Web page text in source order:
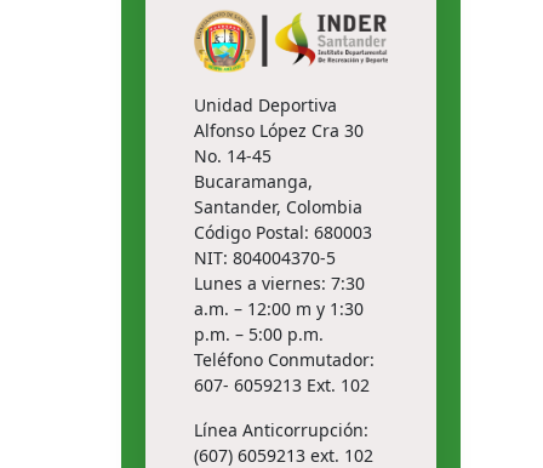
Unidad Deportiva
Alfonso López Cra 30
No. 14-45
Bucaramanga,
Santander, Colombia
Código Postal: 680003
NIT: 804004370-5
Lunes a viernes: 7:30
a.m. – 12:00 m y 1:30
p.m. – 5:00 p.m.
Teléfono Conmutador:
607- 6059213 Ext. 102
Línea Anticorrupción:
(607) 6059213 ext. 102